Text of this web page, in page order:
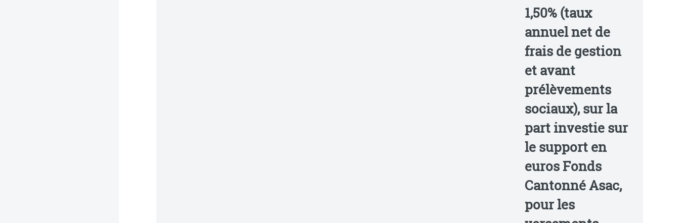
1,50% (taux
annuel net de
frais de gestion
et avant
prélèvements
sociaux), sur la
part investie sur
le support en
euros Fonds
Cantonné Asac,
pour les